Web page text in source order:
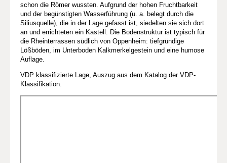
schon die Römer wussten. Aufgrund der hohen Fruchtbarkeit
und der begünstigten Wasserführung (u. a. belegt durch die
Siliusquelle), die in der Lage gefasst ist, siedelten sie sich dort
an und errichteten ein Kastell. Die Bodenstruktur ist typisch für
die Rheinterrassen südlich von Oppenheim: tiefgründige
Lößböden, im Unterboden Kalkmerkelgestein und eine humose
Auflage.
VDP klassifizierte Lage, Auszug aus dem Katalog der VDP-
Klassifikation.